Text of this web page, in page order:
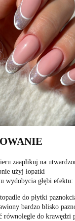
zaaplikuj na
użyj łopatki
wydobycia głębi efektu:
do płytki
bardzo blisko
równolegle do krawędzi